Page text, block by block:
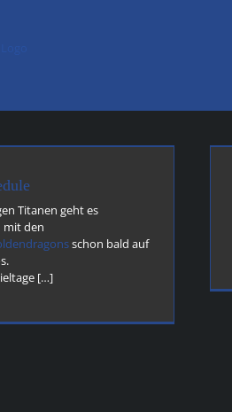
Titanen geht es
mit den
schon bald auf
[…]